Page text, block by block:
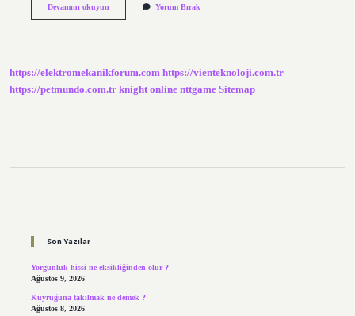
Devamını okuyunDinde
Yorum Bırak
https://elektromekanikforum.com https://vienteknoloji.com.tr
https://petmundo.com.tr knight online nttgame Sitemap
Son Yazılar
Yorgunluk hissi ne eksikliğinden olur ?
Ağustos 9, 2026
Kuyruğuna takılmak ne demek ?
Ağustos 8, 2026